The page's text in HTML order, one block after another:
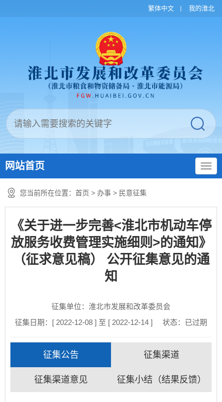
繁体中文 我的淮北
网站首页
您当前所在位置： 首页 > 办事 > 民意征集
《关于进一步完善<淮北市机动车停
放服务收费管理实施细则>的通知》
（征求意见稿） 公开征集意见的通
知
征集单位：淮北市发展和改革委员会
征集日期：[ 2022-12-08 ] 至 [ 2022-12-14 ]
状态： 已过期
征集公告 征集渠道
征集渠道意见 征集小结（结果反馈）